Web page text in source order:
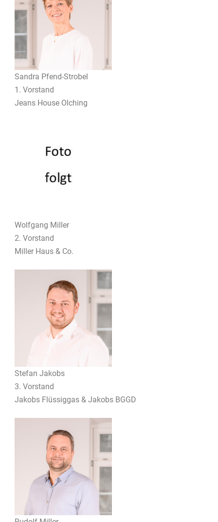
Sandra Pfend-Strobel
1. Vorstand
Jeans House Olching
Wolfgang Miller
2. Vorstand
Miller Haus & Co.
Stefan Jakobs
3. Vorstand
Jakobs Flüssiggas & Jakobs BGGD